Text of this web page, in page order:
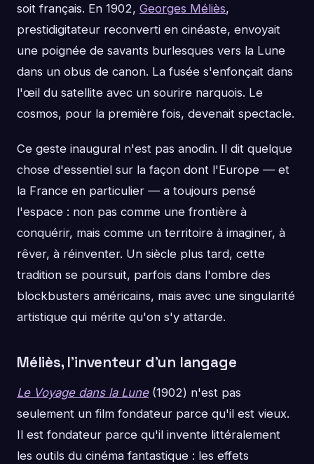
soit français. En 1902, Georges Méliès,
prestidigitateur reconverti en cinéaste, envoyait
une poignée de savants burlesques vers la Lune
dans un obus de canon. La fusée s'enfonçait dans
l'œil du satellite avec un sourire narquois. Le
cosmos, pour la première fois, devenait spectacle.
Ce geste inaugural n'est pas anodin. Il dit quelque
chose d'essentiel sur la façon dont l'Europe — et
la France en particulier — a toujours pensé
l'espace : non pas comme une frontière à
conquérir, mais comme un territoire à imaginer, à
rêver, à réinventer. Un siècle plus tard, cette
tradition se poursuit, parfois dans l'ombre des
blockbusters américains, mais avec une singularité
artistique qui mérite qu'on s'y attarde.
Méliès, l'inventeur d'un langage
Le Voyage dans la Lune(1902) n'est pas
seulement un film fondateur parce qu'il est vieux.
Il est fondateur parce qu'il invente littéralement
les outils du cinéma fantastique : les effets